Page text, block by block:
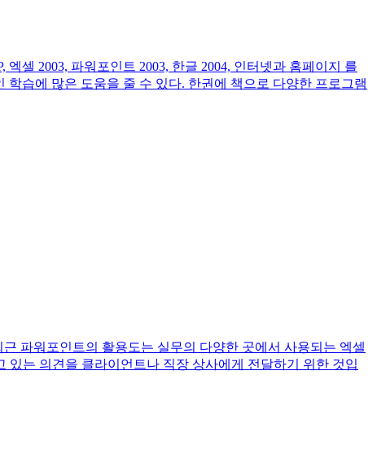
셀 2003, 파워포인트 2003, 한글 2004, 인터넷과 홈페이지 를
습에 많은 도움을 줄 수 있다. 한권에 책으로 다양한 프로그램
파워포인트의 활용도는 실무의 다양한 곳에서 사용되는 엑셀
는 의견을 클라이언트나 직장 상사에게 전달하기 위한 것입